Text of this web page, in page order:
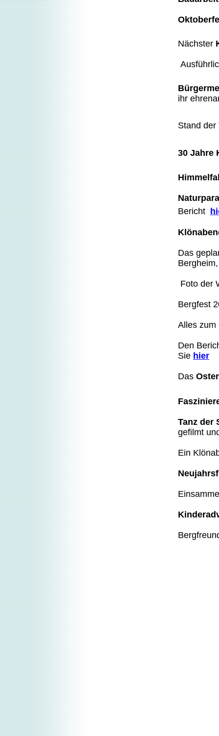
Nächster
ihr
Stand
30 Jahre
Bericht
Das
Foto der
Bergfest
Alles zum
Den
Sie hier
Das
Tanz der
gefilmt
Ein